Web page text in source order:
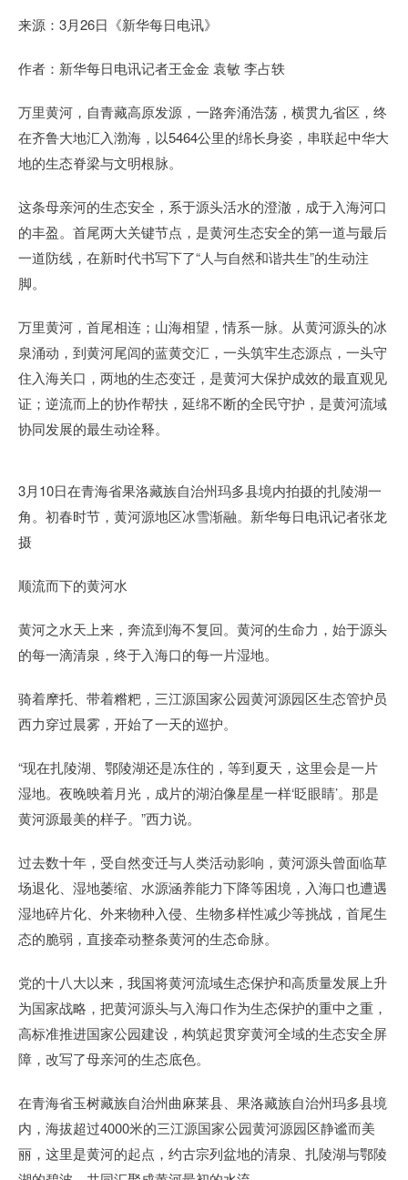
来源：3月26日《新华每日电讯》
作者：新华每日电讯记者王金金 袁敏 李占轶
万里黄河，自青藏高原发源，一路奔涌浩荡，横贯九省区，终
在齐鲁大地汇入渤海，以5464公里的绵长身姿，串联起中华大
地的生态脊梁与文明根脉。
这条母亲河的生态安全，系于源头活水的澄澈，成于入海河口
的丰盈。首尾两大关键节点，是黄河生态安全的第一道与最后
一道防线，在新时代书写下了“人与自然和谐共生”的生动注
脚。
万里黄河，首尾相连；山海相望，情系一脉。从黄河源头的冰
泉涌动，到黄河尾闾的蓝黄交汇，一头筑牢生态源点，一头守
住入海关口，两地的生态变迁，是黄河大保护成效的最直观见
证；逆流而上的协作帮扶，延绵不断的全民守护，是黄河流域
协同发展的最生动诠释。
3月10日在青海省果洛藏族自治州玛多县境内拍摄的扎陵湖一
角。初春时节，黄河源地区冰雪渐融。新华每日电讯记者张龙
摄
顺流而下的黄河水
黄河之水天上来，奔流到海不复回。黄河的生命力，始于源头
的每一滴清泉，终于入海口的每一片湿地。
骑着摩托、带着糌粑，三江源国家公园黄河源园区生态管护员
西力穿过晨雾，开始了一天的巡护。
“现在扎陵湖、鄂陵湖还是冻住的，等到夏天，这里会是一片
湿地。夜晚映着月光，成片的湖泊像星星一样‘眨眼睛’。那是
黄河源最美的样子。”西力说。
过去数十年，受自然变迁与人类活动影响，黄河源头曾面临草
场退化、湿地萎缩、水源涵养能力下降等困境，入海口也遭遇
湿地碎片化、外来物种入侵、生物多样性减少等挑战，首尾生
态的脆弱，直接牵动整条黄河的生态命脉。
党的十八大以来，我国将黄河流域生态保护和高质量发展上升
为国家战略，把黄河源头与入海口作为生态保护的重中之重，
高标准推进国家公园建设，构筑起贯穿黄河全域的生态安全屏
障，改写了母亲河的生态底色。
在青海省玉树藏族自治州曲麻莱县、果洛藏族自治州玛多县境
内，海拔超过4000米的三江源国家公园黄河源园区静谧而美
丽，这里是黄河的起点，约古宗列盆地的清泉、扎陵湖与鄂陵